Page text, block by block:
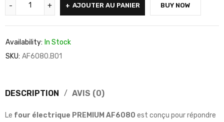
AJOUTER AU PANIER BUY NOW
Availability: In Stock
SKU: AF6080.B01
DESCRIPTION AVIS (0)
Le four électrique PREMIUM AF6080 est conçu pour répondre